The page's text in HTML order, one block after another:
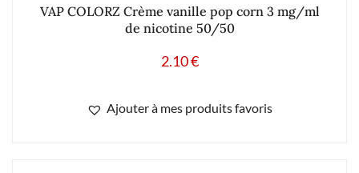
2.10€
Ajouter à mes produits favoris